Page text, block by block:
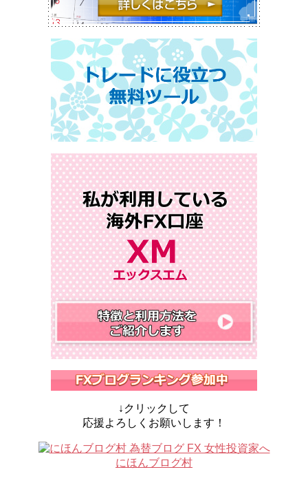
↓クリックして
応援よろしくお願いします！
にほんブログ村